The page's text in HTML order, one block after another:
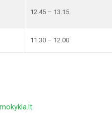
12.45 – 13.15
11.30 – 12.00